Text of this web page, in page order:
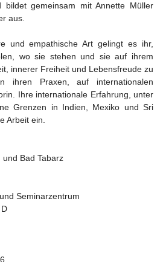
bildet gemeinsam mit Annette Müller
aus.
und empathische Art gelingt es ihr,
wo sie stehen und sie auf ihrem
innerer Freiheit und Lebensfreude zu
Praxen, auf internationalen
Ihre internationale Erfahrung, unter
Grenzen in Indien, Mexiko und Sri
Arbeit ein.
und Bad Tabarz
Seminarzentrum